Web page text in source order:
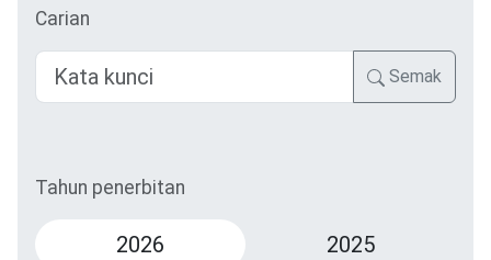
Carian
Semak
Tahun penerbitan
2026
2025